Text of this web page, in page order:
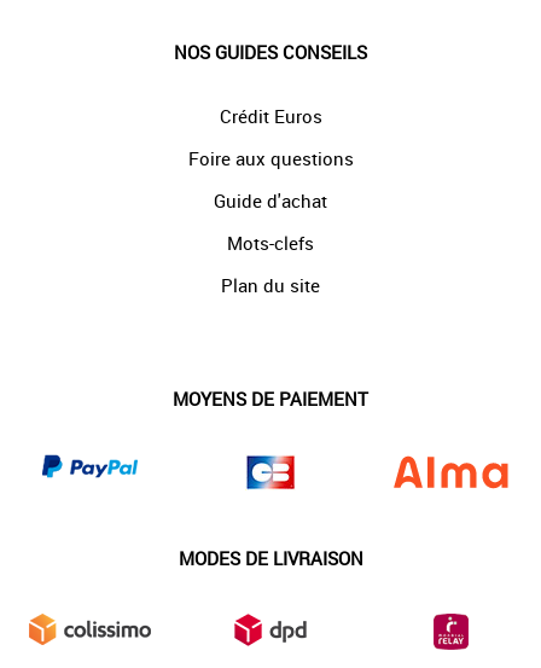
NOS GUIDES CONSEILS
Crédit Euros
Foire aux questions
Guide d'achat
Mots-clefs
Plan du site
MOYENS DE PAIEMENT
MODES DE LIVRAISON